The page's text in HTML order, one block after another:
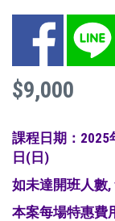
Facebook LINE
$9,000
課程日期：2025
日(日)
如未達開班人數,
本案每場特惠費